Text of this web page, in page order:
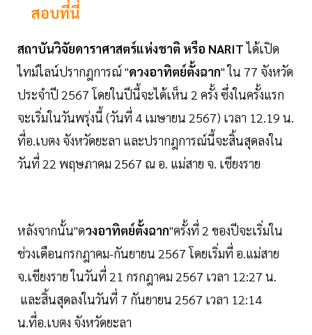
สอบที่นี่
สถาบันวิจัยดาราศาสตร์แห่งชาติ หรือ NARITได้เปิด
ไทม์ไลน์ปรากฎการณ์ "ดวงอาทิตย์ตั้งฉาก" ใน 77 จังหวัด
ประจำปี 2567 โดยในปีนี้จะได้เห็น 2 ครั้ง ซึ่งในครั้งแรก
จะเริ่มในวันพรุ่งนี้ (วันที่ 4 เมษายน 2567) เวลา 12.19 น.
ที่อ.เบตง จังหวัดยะลา และปรากฎการณ์นี้จะสิ้นสุดลงใน
วันที่ 22 พฤษภาคม 2567 ณ อ. แม่สาย จ. เชียงราย
หลังจากนั้น"ดวงอาทิตย์ตั้งฉาก"ครั้งที่ 2 ของปีจะเริ่มใน
ช่วงเดือนกรกฎาคม-กันยายน 2567 โดยเริ่มที่ อ.แม่สาย
จ.เชียงราย ในวันที่ 21 กรกฎาคม 2567 เวลา 12:27 น.
และสิ้นสุดลงในวันที่ 7 กันยายน 2567 เวลา 12:14
น.ที่อ.เบตง จังหวัดยะลา